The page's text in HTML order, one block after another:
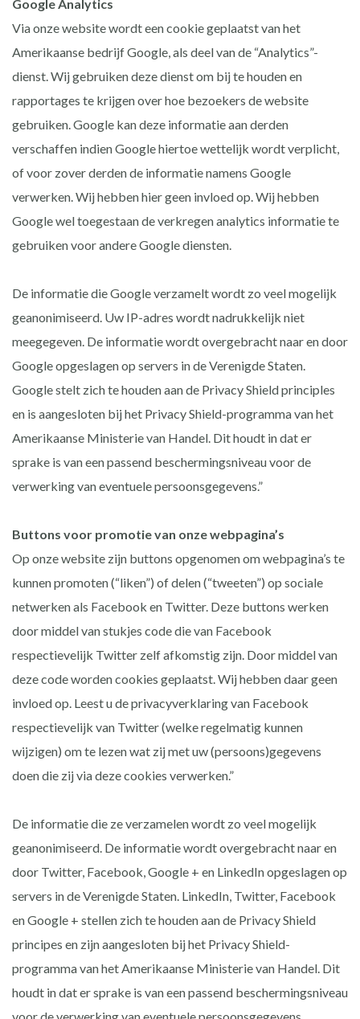
Google Analytics
Via onze website wordt een cookie geplaatst van het
Amerikaanse bedrijf Google, als deel van de “Analytics”-
dienst. Wij gebruiken deze dienst om bij te houden en
rapportages te krijgen over hoe bezoekers de website
gebruiken. Google kan deze informatie aan derden
verschaffen indien Google hiertoe wettelijk wordt verplicht,
of voor zover derden de informatie namens Google
verwerken. Wij hebben hier geen invloed op. Wij hebben
Google wel toegestaan de verkregen analytics informatie te
gebruiken voor andere Google diensten.
De informatie die Google verzamelt wordt zo veel mogelijk
geanonimiseerd. Uw IP-adres wordt nadrukkelijk niet
meegegeven. De informatie wordt overgebracht naar en door
Google opgeslagen op servers in de Verenigde Staten.
Google stelt zich te houden aan de Privacy Shield principles
en is aangesloten bij het Privacy Shield-programma van het
Amerikaanse Ministerie van Handel. Dit houdt in dat er
sprake is van een passend beschermingsniveau voor de
verwerking van eventuele persoonsgegevens.”
Buttons voor promotie van onze webpagina’s
Op onze website zijn buttons opgenomen om webpagina’s te
kunnen promoten (“liken”) of delen (“tweeten”) op sociale
netwerken als Facebook en Twitter. Deze buttons werken
door middel van stukjes code die van Facebook
respectievelijk Twitter zelf afkomstig zijn. Door middel van
deze code worden cookies geplaatst. Wij hebben daar geen
invloed op. Leest u de privacyverklaring van Facebook
respectievelijk van Twitter (welke regelmatig kunnen
wijzigen) om te lezen wat zij met uw (persoons)gegevens
doen die zij via deze cookies verwerken.”
De informatie die ze verzamelen wordt zo veel mogelijk
geanonimiseerd. De informatie wordt overgebracht naar en
door Twitter, Facebook, Google + en LinkedIn opgeslagen op
servers in de Verenigde Staten. LinkedIn, Twitter, Facebook
en Google + stellen zich te houden aan de Privacy Shield
principes en zijn aangesloten bij het Privacy Shield-
programma van het Amerikaanse Ministerie van Handel. Dit
houdt in dat er sprake is van een passend beschermingsniveau